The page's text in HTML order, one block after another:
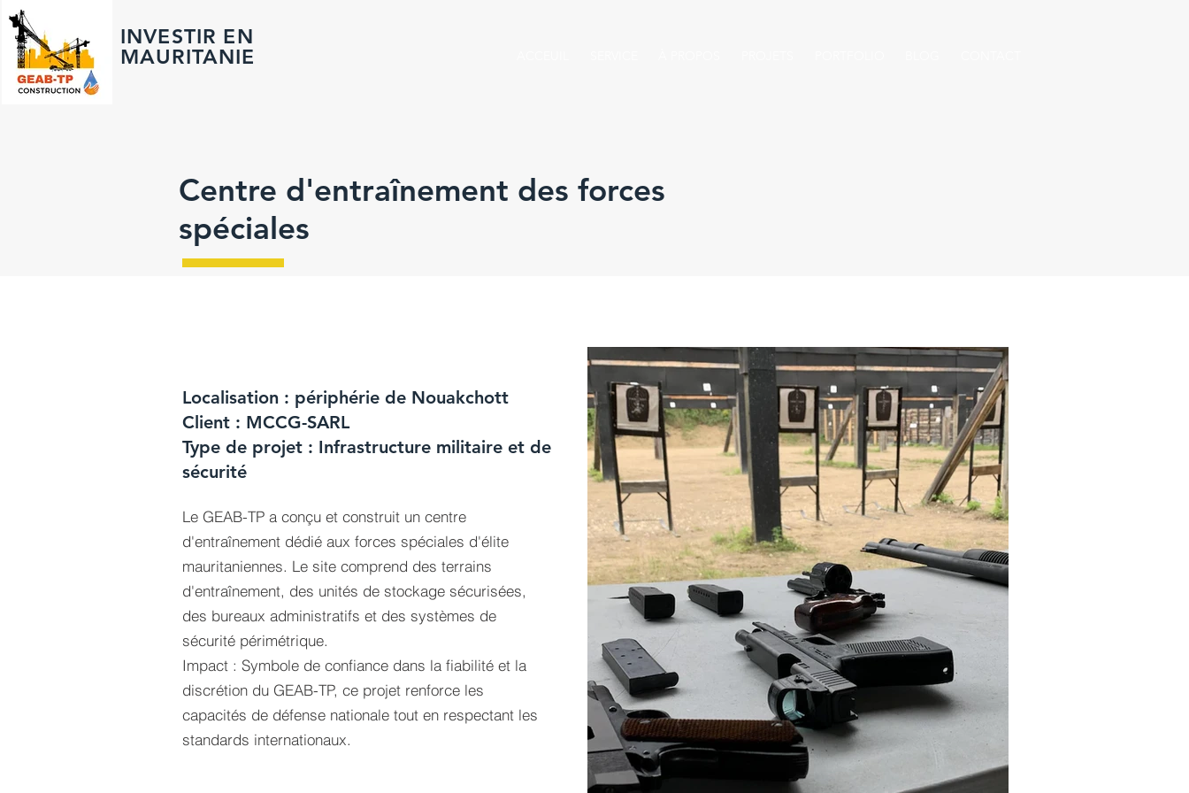
INVESTIR EN
MAURITANIE
Centre d'entraînement des forces
spéciales
Localisation : périphérie de Nouakchott
Client : MCCG-SARL
Type de projet : Infrastructure militaire et de
sécurité
Le GEAB-TP a conçu et construit un centre
d'entraînement dédié aux forces spéciales d'élite
mauritaniennes. Le site comprend des terrains
d'entraînement, des unités de stockage sécurisées,
des bureaux administratifs et des systèmes de
sécurité périmétrique.
Impact : Symbole de confiance dans la fiabilité et la
discrétion du GEAB-TP, ce projet renforce les
capacités de défense nationale tout en respectant les
standards internationaux.